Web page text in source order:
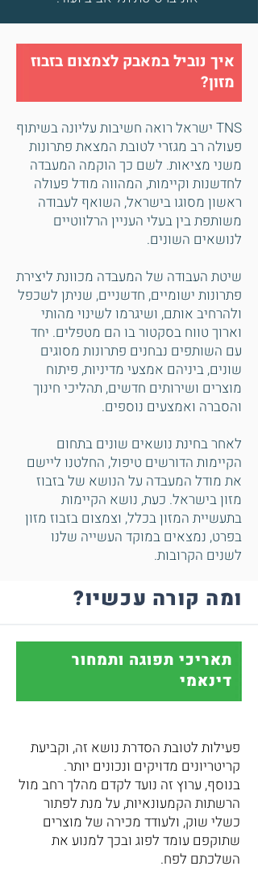
איך נוביל במאבק לצמצום בזבוז
מזון?
TNS ישראל רואה חשיבות עליונה בשיתוף
פעולה רב מגזרי לטובת המצאת פתרונות
משני מציאות. לשם כך הוקמה המעבדה
לחדשנות וקיימות, המהווה מודל פעולה
ראשון מסוגו בישראל, השואף לעבודה
משותפת בין בעלי העניין הרלווטיים
לנושאים השונים.
שיטת העבודה של המעבדה מכוונת ליצירת
פתרונות ישומיים, חדשניים, שניתן לשכפל
ולהרחיב אותם, ושיגרמו לשינוי מהותי
וארוך טווח בסקטור בו הם מטפלים. יחד
עם השותפים נבחנים פתרונות מסוגים
שונים, ביניהם אמצעי מדיניות, פיתוח
מוצרים ושירותים חדשים, תהליכי חינוך
והסברה ואמצעים נוספים.
לאחר בחינת נושאים שונים בתחום
הקיימות הדורשים טיפול, החלטנו ליישם
את מודל המעבדה על הנושא של בזבוז
מזון בישראל. כעת, נושא הקיימות
בתעשיית המזון בכלל, וצמצום בזבוז מזון
בפרט, נמצאים במוקד העשייה שלנו
לשנים הקרובות.
ומה קורה עכשיו?
תאריכי תפוגה ותמחור
דינאמי
פעילות לטובת הסדרת נושא זה, וקביעת
קריטריונים מדויקים ונכונים יותר.
בנוסף, ערוץ זה נועד לקדם מהלך רחב מול
הרשתות הקמעונאיות, על מנת לפתור
כשלי שוק, ולעודד מכירה של מוצרים
שתוקפם עומד לפוג ובכך למנוע את
השלכתם לפח.